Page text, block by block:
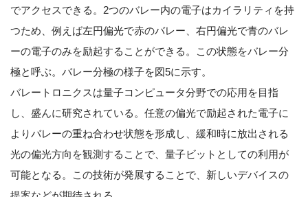
でアクセスできる。2つのバレー内の電子はカイラリティを持
つため、例えば左円偏光で赤のバレー、右円偏光で青のバレ
ーの電子のみを励起することができる。この状態をバレー分
極と呼ぶ。バレー分極の様子を図5に示す。
バレートロニクスは量子コンピュータ分野での応用を目指
し、盛んに研究されている。任意の偏光で励起された電子に
よりバレーの重ね合わせ状態を形成し、緩和時に放出される
光の偏光方向を観測することで、量子ビットとしての利用が
可能となる。この技術が発展することで、新しいデバイスの